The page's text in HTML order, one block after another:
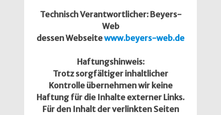
Technisch Verantwortlicher: Beyers-
Web
dessen Webseitewww.beyers-web.de
Haftungshinweis:
Trotz sorgfältiger inhaltlicher
Kontrolle übernehmen wir keine
Haftung für die Inhalte externer Links.
Für den Inhalt der verlinkten Seiten